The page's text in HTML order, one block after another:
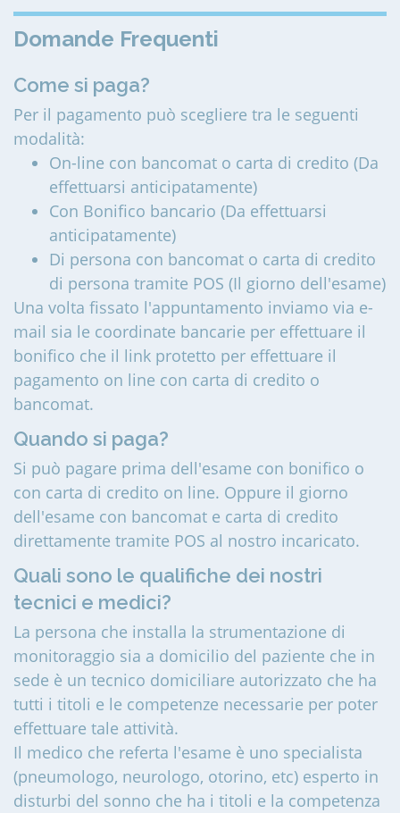
Domande Frequenti
Come si paga?
Per il pagamento può scegliere tra le seguenti
modalità:
On-line con bancomat o carta di credito (Da
effettuarsi anticipatamente)
Con Bonifico bancario (Da effettuarsi
anticipatamente)
Di persona con bancomat o carta di credito
di persona tramite POS (Il giorno dell'esame)
Una volta fissato l'appuntamento inviamo via e-
mail sia le coordinate bancarie per effettuare il
bonifico che il link protetto per effettuare il
pagamento on line con carta di credito o
bancomat.
Quando si paga?
Si può pagare prima dell'esame con bonifico o
con carta di credito on line. Oppure il giorno
dell'esame con bancomat e carta di credito
direttamente tramite POS al nostro incaricato.
Quali sono le qualifiche dei nostri
tecnici e medici?
La persona che installa la strumentazione di
monitoraggio sia a domicilio del paziente che in
sede è un tecnico domiciliare autorizzato che ha
tutti i titoli e le competenze necessarie per poter
effettuare tale attività.
Il medico che referta l'esame è uno specialista
(pneumologo, neurologo, otorino, etc) esperto in
disturbi del sonno che ha i titoli e la competenza